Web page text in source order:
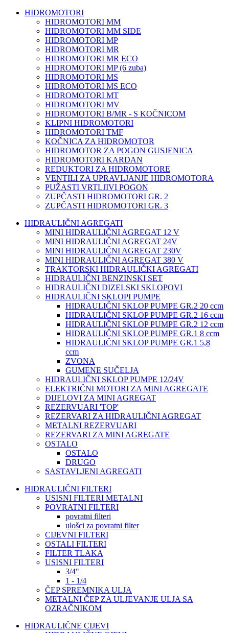
HIDROMOTORI
HIDROMOTORI MM
HIDROMOTORI MM SIDE
HIDROMOTORI MP
HIDROMOTORI MR
HIDROMOTORI MR ECO
HIDROMOTORI MP (6 zuba)
HIDROMOTORI MS
HIDROMOTORI MS ECO
HIDROMOTORI MT
HIDROMOTORI MV
HIDROMOTORI B/MR - S KOČNICOM
KLIPNI HIDROMOTORI
HIDROMOTORI TMF
KOČNICA ZA HIDROMOTOR
HIDROMOTOR ZA POGON GUSJENICA
HIDROMOTORI KARDAN
REDUKTORI ZA HIDROMOTORE
VENTILI ZA UPRAVLJANJE HIDROMOTORA
PUŽASTI VRTLJIVI POGON
ZUPČASTI HIDROMOTORI GR. 2
ZUPČASTI HIDROMOTORI GR. 3
HIDRAULIČNI AGREGATI
MINI HIDRAULIČNI AGREGAT 12 V
MINI HIDRAULIČNI AGREGAT 24V
MINI HIDRAULIČNI AGREGAT 230V
MINI HIDRAULIČNI AGREGAT 380 V
TRAKTORSKI HIDRAULIČKI AGREGATI
HIDRAULIČNI BENZINSKI SET
HIDRAULIČNI DIZELSKI SKLOPOVI
HIDRAULIČNI SKLOPI PUMPE
HIDRAULIČNI SKLOP PUMPE GR.2 20 ccm
HIDRAULIČNI SKLOP PUMPE GR.2 16 ccm
HIDRAULIČNI SKLOP PUMPE GR.2 12 ccm
HIDRAULIČNI SKLOP PUMPE GR.1 8 ccm
HIDRAULIČNI SKLOP PUMPE GR.1 5,8
ccm
ZVONA
GUMENE SUČELJA
HIDRAULIČNI SKLOP PUMPE 12/24V
ELEKTRIČNI MOTORI ZA MINI AGREGATE
DIJELOVI ZA MINI AGREGAT
REZERVUARI 'TOP'
REZERVARI ZA HIDRAULIČNI AGREGAT
METALNI REZERVUARI
REZERVARI ZA MINI AGREGATE
OSTALO
OSTALO
DRUGO
SASTAVLJENI AGREGATI
HIDRAULIČNI FILTERI
USISNI FILTERI METALNI
POVRATNI FILTERI
povratni filteri
ulošci za povratni filter
CIJEVNI FILTERI
OSTALI FILTERI
FILTER TLAKA
USISNI FILTERI
3/4"
1 - 1/4
ČEP SPREMNIKA ULJA
METALNI ČEP ZA ULJEVANJE ULJA SA
OZRAČNIKOM
HIDRAULIČNE CIJEVI